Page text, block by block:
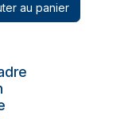
au panier